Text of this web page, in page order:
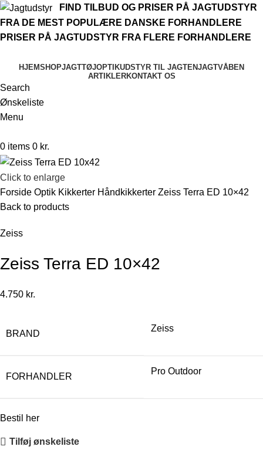
FIND TILBUD OG PRISER PÅ JAGTUDSTYR
FRA DE MEST POPULÆRE DANSKE FORHANDLERE
PRISER PÅ JAGTUDSTYR FRA FLERE FORHANDLERE
HJEMSHOPJAGTTØJOPTIKUDSTYR TIL JAGTENJAGTVÅBEN
ARTIKLERKONTAKT OS
Search
Ønskeliste
Menu
0 items 0 kr.
Click to enlarge
Forside Optik Kikkerter Håndkikkerter Zeiss Terra ED 10×42
Back to products
Zeiss
Zeiss Terra ED 10×42
4.750 kr.
BRAND
Zeiss
FORHANDLER
Pro Outdoor
Bestil her
Tilføj ønskeliste